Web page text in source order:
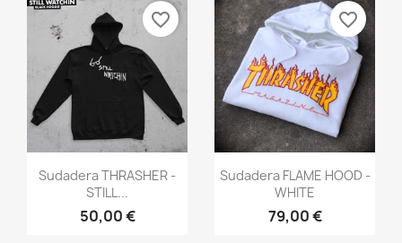
Vista rápida
Sudadera THRASHER -
STILL...
50,00 €
favorite_border
Vista rápida
Sudadera FLAME HOOD -
WHITE
79,00 €
favorite_border